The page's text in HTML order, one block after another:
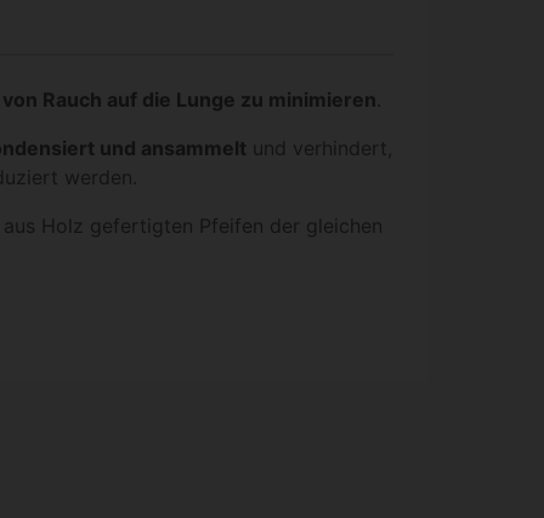
Rauch auf die Lunge zu minimieren
und ansammelt und verhindert,
werden.
aus Holz gefertigten Pfeifen der gleichen